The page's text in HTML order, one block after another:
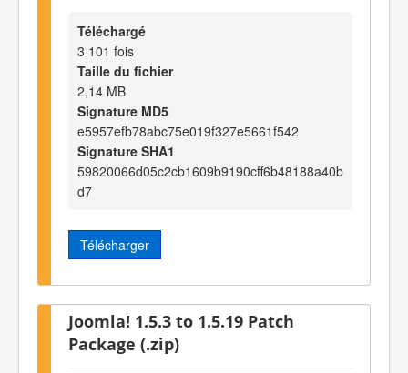
Téléchargé
3 101 fois
Taille du fichier
2,14 MB
Signature MD5
e5957efb78abc75e019f327e5661f542
Signature SHA1
59820066d05c2cb1609b9190cff6b48188a40b
d7
Télécharger
Joomla! 1.5.3 to 1.5.19 Patch
Package (.zip)